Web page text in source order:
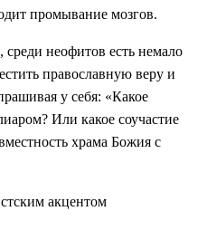
промывание мозгов.
неофитов есть немало
православную веру и
у себя: «Какое
Или какое соучастие
храма Божия с
акцентом